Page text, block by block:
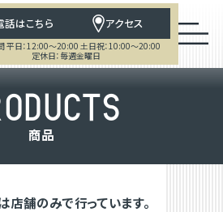
話はこちら アクセス
平日：12:00～20:00 土日祝：10:00～20:00
定休日：毎週金曜日
ODUCTS
商品
店舗のみで行っています。